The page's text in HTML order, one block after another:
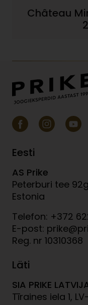
Château
Eesti
AS Prike
Peterburi tee
Estonia
Telefon: +372
E-post:
Reg. nr 10310368
Läti
SIA PRIKE
Tīraines iela 1,